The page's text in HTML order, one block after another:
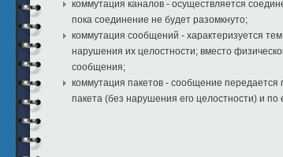
коммутация каналов - осуществляется
пока соединение не будет разомкнуто;
коммутация сообщений - характеризуется
нарушения их целостности; вместо
сообщения;
коммутация пакетов - сообщение передается
пакета (без нарушения его целостности) и